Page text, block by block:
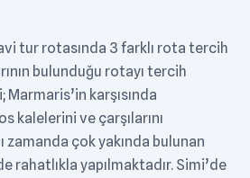
tur rotasında 3 farklı rota tercih
bulunduğu rotayı tercih
karşısında
kalelerini ve çarşılarını
zamanda çok yakında bulunan
rahatlıkla yapılmaktadır. Simi’de